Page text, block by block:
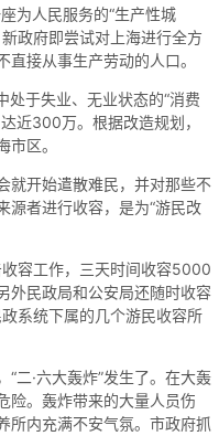
为人民服务的“生产性城
政府即尝试对上海进行全方
接从事生产劳动的人口。
于失业、无业状态的“消费
近300万。根据改造规划，
区。
就开始遣散难民，并对那些不
源者进行收容，是为“游民改
容工作，三天时间收容5000
外民政局和公安局还随时收容
系统下属的几个游民收容所
二·六大轰炸”发生了。在大轰
险。轰炸带来的大量人员伤
所内充满不安气氛。市政府抓